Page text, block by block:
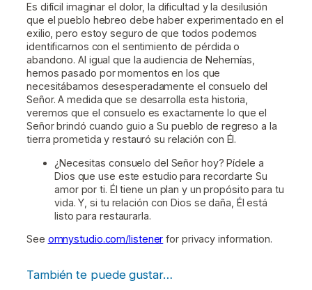
Es difícil imaginar el dolor, la dificultad y la desilusión
que el pueblo hebreo debe haber experimentado en el
exilio, pero estoy seguro de que todos podemos
identificarnos con el sentimiento de pérdida o
abandono. Al igual que la audiencia de Nehemías,
hemos pasado por momentos en los que
necesitábamos desesperadamente el consuelo del
Señor. A medida que se desarrolla esta historia,
veremos que el consuelo es exactamente lo que el
Señor brindó cuando guio a Su pueblo de regreso a la
tierra prometida y restauró su relación con Él.
¿Necesitas consuelo del Señor hoy? Pídele a
Dios que use este estudio para recordarte Su
amor por ti. Él tiene un plan y un propósito para tu
vida. Y, si tu relación con Dios se daña, Él está
listo para restaurarla.
See omnystudio.com/listener for privacy information.
También te puede gustar…